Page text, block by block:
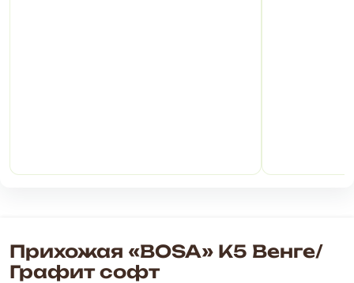
Прихожая «BOSA» К5 Венге/
Графит софт